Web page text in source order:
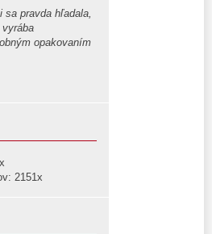
sa pravda hľadala,
opakovaním
2151x